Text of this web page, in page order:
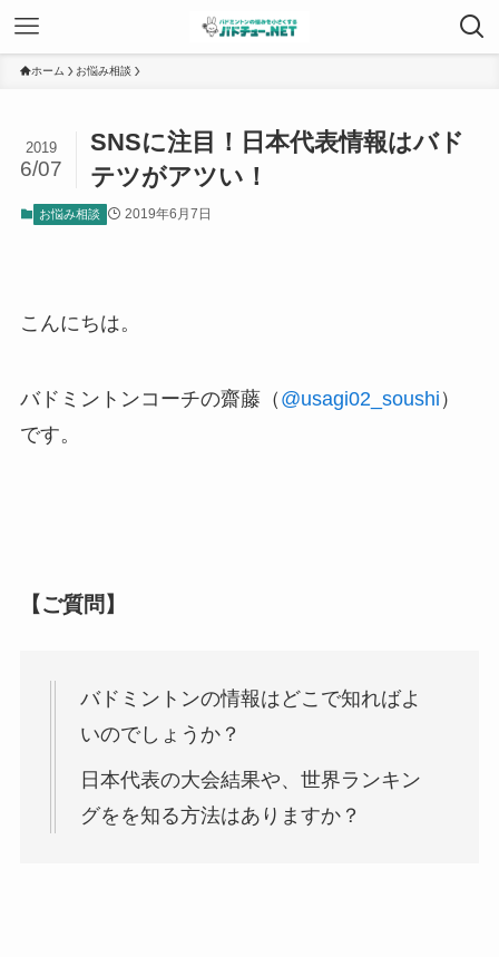
ホーム お悩み相談
SNSに注目！日本代表情報はバド
テツがアツい！
2019
6/07
お悩み相談 2019年6月7日
こんにちは。
バドミントンコーチの齋藤（ @usagi02_soushi ）
です。
【ご質問】
バドミントンの情報はどこで知ればよ
いのでしょうか？
日本代表の大会結果や、世界ランキン
グをを知る方法はありますか？